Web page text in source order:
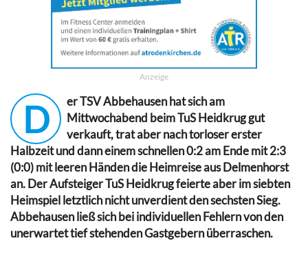
Anzeige
D
er TSV Abbehausen hat sich am
Mittwochabend beim TuS Heidkrug gut
verkauft, trat aber nach torloser erster
Halbzeit und dann einem schnellen 0:2 am Ende mit 2:3
(0:0) mit leeren Händen die Heimreise aus Delmenhorst
an. Der Aufsteiger TuS Heidkrug feierte aber im siebten
Heimspiel letztlich nicht unverdient den sechsten Sieg.
Abbehausen ließ sich bei individuellen Fehlern von den
unerwartet tief stehenden Gastgebern überraschen.